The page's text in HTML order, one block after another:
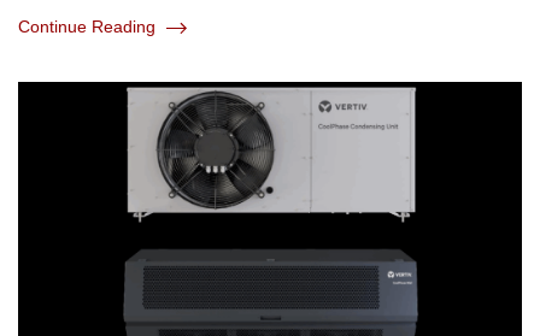
Continue Reading